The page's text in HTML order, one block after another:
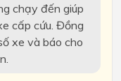
chạy đến giúp
cấp cứu. Đồng
xe và báo cho